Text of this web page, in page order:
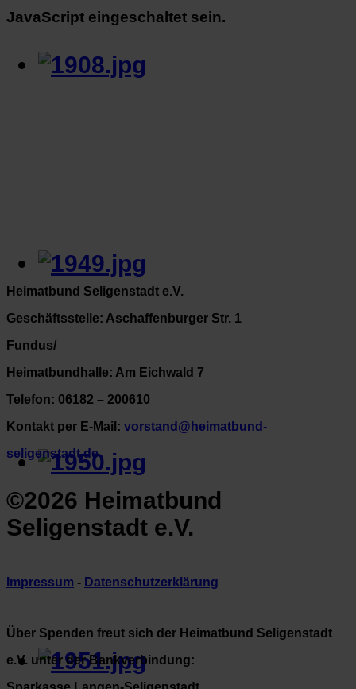
JavaScript eingeschaltet sein.
Heimatbund Seligenstadt e.V.
Geschäftsstelle: Aschaffenburger Str. 1
Fundus/
Heimatbundhalle: Am Eichwald 7
Telefon: 06182 – 200610
Kontakt per E-Mail: vorstand@heimatbund-
seligenstadt.de
©2026 Heimatbund
Seligenstadt e.V.
Impressum - Datenschutzerklärung
Über Spenden freut sich der Heimatbund Seligenstadt
e.V. unter der Bankverbindung: